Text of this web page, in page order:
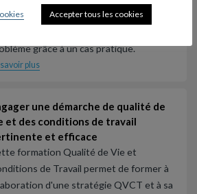
en œuvre les outils de la qualité au
grâce à un cas pratique.
savoir plus
une démarche de qualité de
et des conditions de travail
et efficace
formation Qualité de Vie et
de Travail permet de former à
d'une stratégie QVCT et à sa
Accepter tous les cookies